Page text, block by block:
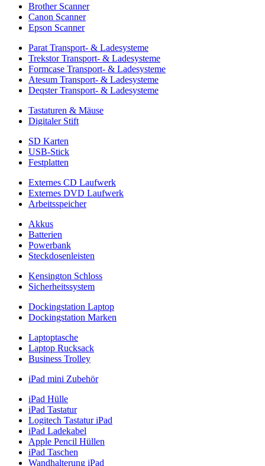
Brother Scanner
Canon Scanner
Epson Scanner
Parat Transport- & Ladesysteme
Trekstor Transport- & Ladesysteme
Formcase Transport- & Ladesysteme
Atesum Transport- & Ladesysteme
Deqster Transport- & Ladesysteme
Tastaturen & Mäuse
Digitaler Stift
SD Karten
USB-Stick
Festplatten
Externes CD Laufwerk
Externes DVD Laufwerk
Arbeitsspeicher
Akkus
Batterien
Powerbank
Steckdosenleisten
Kensington Schloss
Sicherheitssystem
Dockingstation Laptop
Dockingstation Marken
Laptoptasche
Laptop Rucksack
Business Trolley
iPad mini Zubehör
iPad Hülle
iPad Tastatur
Logitech Tastatur iPad
iPad Ladekabel
Apple Pencil Hüllen
iPad Taschen
Wandhalterung iPad